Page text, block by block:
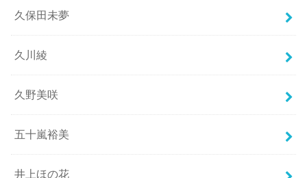
久保田未夢
久川綾
久野美咲
五十嵐裕美
井上ほの花